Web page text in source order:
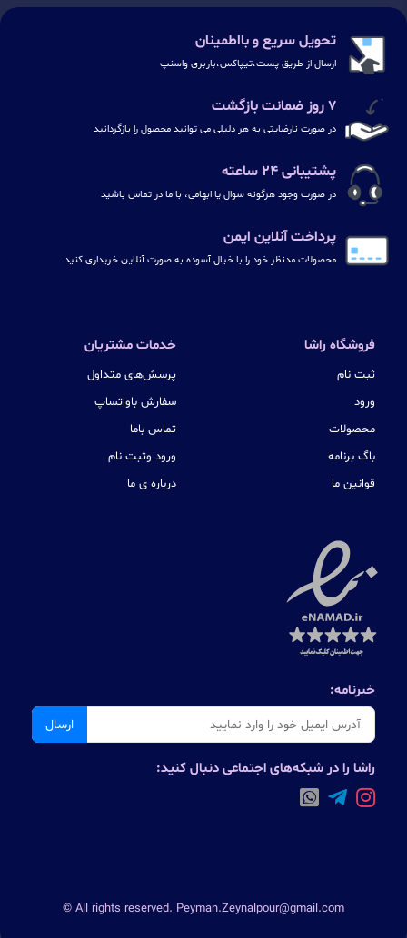
تحویل سریع و بااطمینان
ارسال از طریق پست،تیپاکس،باربری واسنپ
۷ روز ضمانت بازگشت
در صورت نارضایتی به هر دلیلی می توانید محصول را بازگردانید
پشتیبانی ۲۴ ساعته
در صورت وجود هرگونه سوال یا ابهامی، با ما در تماس باشید
پرداخت آنلاین ایمن
محصولات مدنظر خود را با خیال آسوده به صورت آنلاین خریداری کنید
فروشگاه راشا
ثبت نام
ورود
محصولات
باگ برنامه
قوانین ما
خدمات مشتریان
پرسش‌های متداول
سفارش باواتساپ
تماس باما
ورود وثبت نام
درباره ی ما
خبرنامه:
ارسال
راشا را در شبکه‌های اجتماعی دنبال کنید:
© All rights reserved. Peyman.Zeynalpour@gmail.com